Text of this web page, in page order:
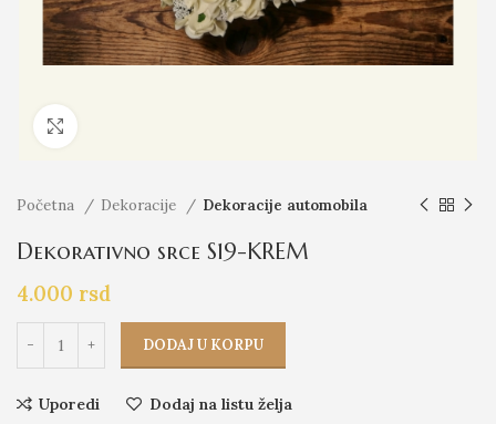
Početna Dekoracije Dekoracije automobila
Dekorativno srce S19-KREM
4.000 rsd
DODAJ U KORPU
Uporedi Dodaj na listu želja